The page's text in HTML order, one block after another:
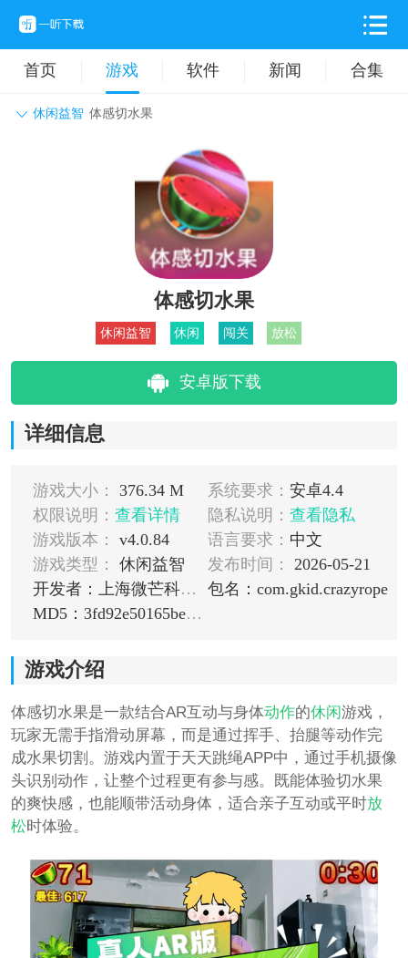
首页 游戏 软件 新闻 合集
休闲益智 体感切水果
动作格斗 休闲益智
卡牌对战 音乐舞蹈
挂机养成
体感切水果
休闲益智 休闲 闯关 放松
安卓版下载
详细信息
游戏大小： 376.34 M 系统要求： 安卓4.4
权限说明： 查看详情 隐私说明： 查看隐私
游戏版本：
v4.0.84 语言要求： 中文
游戏类型：
休闲益智 发布时间：
2026-05-21
开发者：上海微芒科技有限公司
包名：com.gkid.crazyrope
MD5：3fd92e50165be526c295536772b10d40
游戏介绍
体感切水果是一款结合AR互动与身体动作的休闲游戏，
玩家无需手指滑动屏幕，而是通过挥手、抬腿等动作完
成水果切割。游戏内置于天天跳绳APP中，通过手机摄像
头识别动作，让整个过程更有参与感。既能体验切水果
的爽快感，也能顺带活动身体，适合亲子互动或平时放
松时体验。